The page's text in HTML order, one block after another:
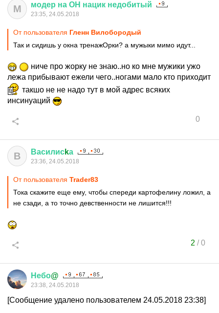
М модер на ОН нацик недобитый
23:35, 24.05.2018
От пользователя Гленн Вилобородый
Так и сидишь у окна тренажОрки? а мужыки мимо идут...
ниче про жорку не знаю..но ко мне мужики ужо
лежа прибывают ежели чего..ногами мало кто приходит
такшо не не надо тут в мой адрес всяких
инсинуаций
0
В Василисkа
23:36, 24.05.2018
От пользователя Trader83
Тока скажите еще ему, чтобы спереди картофелину ложил, а
не сзади, а то точно девственности не лишится!!!
2 /0
Небо@
23:38, 24.05.2018
[Сообщение удалено пользователем 24.05.2018 23:38]